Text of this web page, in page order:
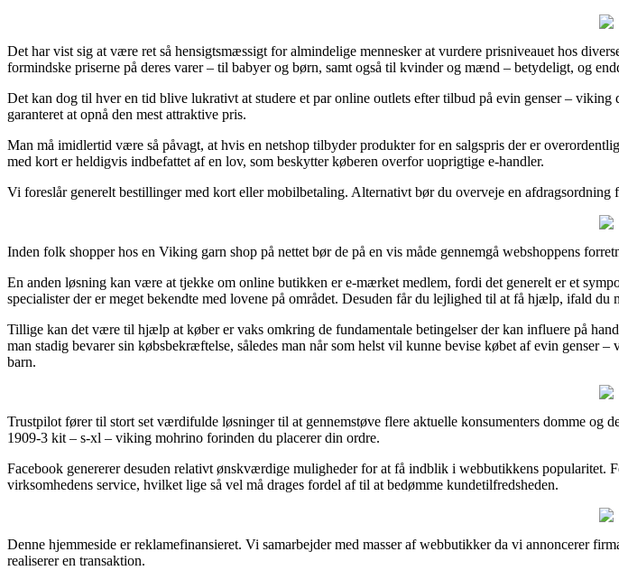
Det har vist sig at være ret så hensigtsmæssigt for almindelige mennesker at vurdere prisniveauet hos
formindske priserne på deres varer – til babyer og børn, samt også til kvinder og mænd – betydeligt, og
Det kan dog til hver en tid blive lukrativt at studere et par online outlets efter tilbud på evin genser –
garanteret at opnå den mest attraktive pris.
Man må imidlertid være så påvagt, at hvis en netshop tilbyder produkter for en salgspris der er
med kort er heldigvis indbefattet af en lov, som beskytter køberen overfor uoprigtige e-handler.
Vi foreslår generelt bestillinger med kort eller mobilbetaling. Alternativt bør du overveje en
Inden folk shopper hos en Viking garn shop på nettet bør de på en vis måde gennemgå webshoppens
En anden løsning kan være at tjekke om online butikken er e-mærket medlem, fordi det generelt er et
specialister der er meget bekendte med lovene på området. Desuden får du lejlighed til at få hjælp, ifald
Tillige kan det være til hjælp at køber er vaks omkring de fundamentale betingelser der kan influere på
man stadig bevarer sin købsbekræftelse, således man når som helst vil kunne bevise købet af evin
barn.
Trustpilot fører til stort set værdifulde løsninger til at gennemstøve flere aktuelle konsumenters domme og
1909-3 kit – s-xl – viking mohrino forinden du placerer din ordre.
Facebook genererer desuden relativt ønskværdige muligheder for at få indblik i webbutikkens
virksomhedens service, hvilket lige så vel må drages fordel af til at bedømme kundetilfredsheden.
Denne hjemmeside er reklamefinansieret. Vi samarbejder med masser af webbutikker da vi annoncerer
realiserer en transaktion.